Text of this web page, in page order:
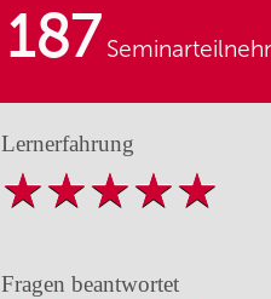
187
Lernerfahrung
Fragen beantwortet